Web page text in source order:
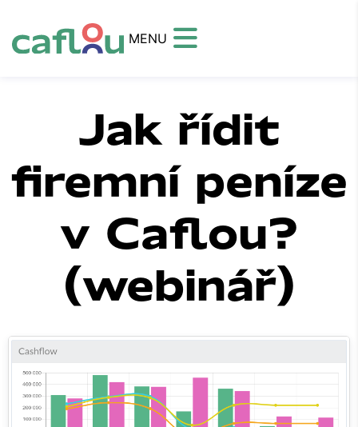
MENU
Jak řídit
firemní peníze
v Caflou?
(webinář)